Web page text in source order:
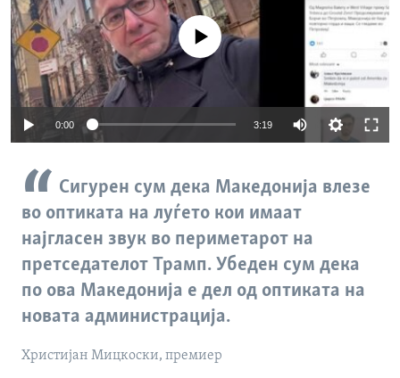
Auto 240p 360p 480p
720p 1080p
No media source currently available
0:00 3:19
360p
720p
1080p
Сигурен сум дека Македонија влезе
во оптиката на луѓето кои имаат
најгласен звук во периметарот на
претседателот Трамп. Убеден сум дека
по ова Македонија е дел од оптиката на
новата администрација.
Христијан Мицкоски, премиер